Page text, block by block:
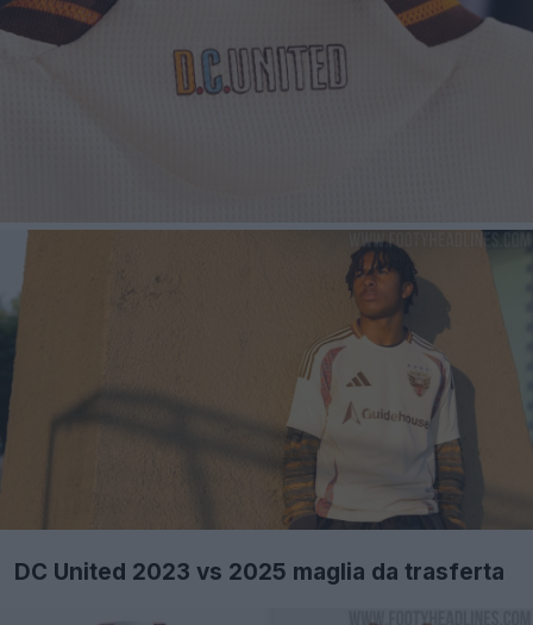
DC United 2023 vs 2025 maglia da trasferta